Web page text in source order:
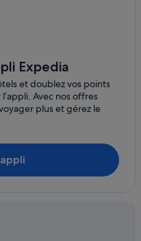
Expedia
et doublez vos points
Avec nos offres
plus et gérez le